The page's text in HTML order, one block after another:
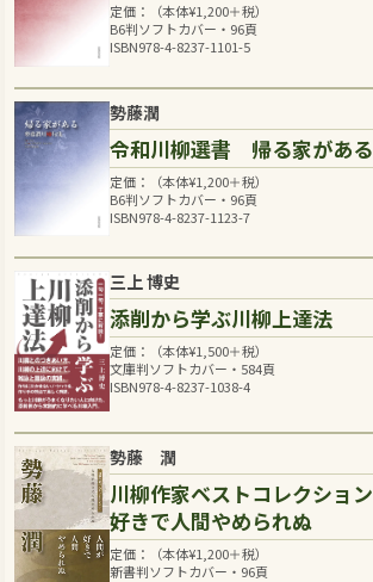
定価：（本体¥1,200＋税）
B6判ソフトカバー・96頁
ISBN978-4-8237-1101-5
勢藤潤
令和川柳選書 帰る家がある
定価：（本体¥1,200＋税）
B6判ソフトカバー・96頁
ISBN978-4-8237-1123-7
三上 博史
添削から学ぶ川柳上達法
定価：（本体¥1,500＋税）
文庫判ソフトカバー・584頁
ISBN978-4-8237-1038-4
勢藤 潤
川柳作家ベストコレクショ
好きで人間やめられぬ
定価：（本体¥1,200＋税）
新書判ソフトカバー・96頁